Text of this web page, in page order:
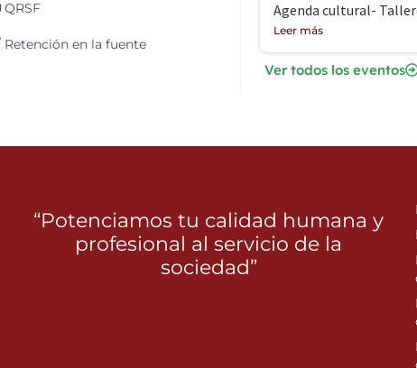
QRSF
Retención en la fuente
Agenda cultural-
Leer más
Ver todos los eventos
“Potenciamos tu calidad humana y
profesional al servicio de la
sociedad”